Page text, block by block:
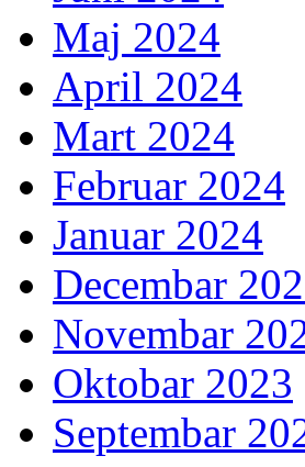
Maj 2024
April 2024
Mart 2024
Februar 2024
Januar 2024
Decembar
Novembar
Oktobar 2023
Septembar